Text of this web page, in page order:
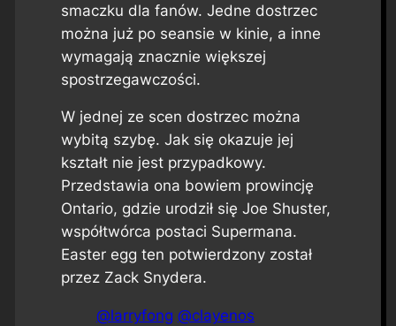
smaczku dla fanów. Jedne dostrzec
można już po seansie w kinie, a inne
wymagają znacznie większej
spostrzegawczości.
W jednej ze scen dostrzec można
wybitą szybę. Jak się okazuje jej
kształt nie jest przypadkowy.
Przedstawia ona bowiem prowincję
Ontario, gdzie urodził się Joe Shuster,
współtwórca postaci Supermana.
Easter egg ten potwierdzony został
przez Zack Snydera.
@larryfong @clayenos